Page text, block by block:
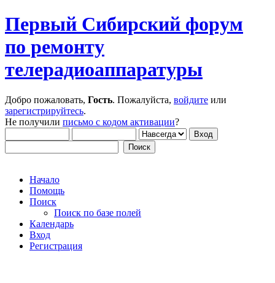
Первый Сибирский форум
по ремонту
телерадиоаппаратуры
Добро пожаловать, Гость. Пожалуйста, войдите или
зарегистрируйтесь.
Не получили письмо с кодом активации?
Начало
Помощь
Поиск
Поиск по базе полей
Календарь
Вход
Регистрация